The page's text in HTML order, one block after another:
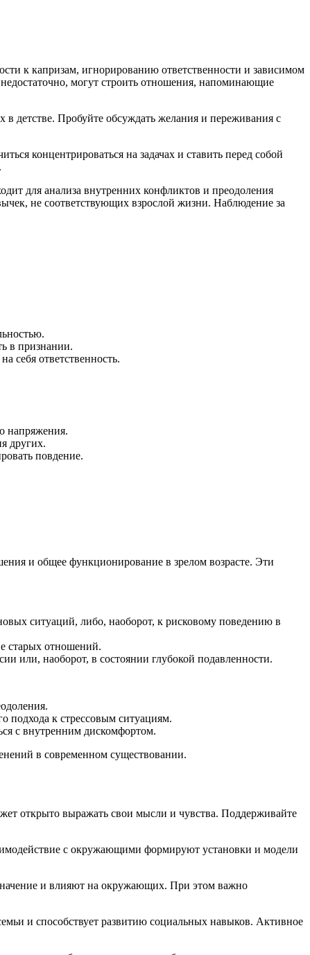
к капризам, игнорированию ответственности и зависимом
могут строить отношения, напоминающие
детстве. Пробуйте обсуждать желания и переживания с
концентрироваться на задачах и ставить перед собой
для анализа внутренних конфликтов и преодоления
не соответствующих взрослой жизни. Наблюдение за
в признании.
себя ответственность.
напряжения.
других.
повдение.
и общее функционирование в зрелом возрасте. Эти
ситуаций, либо, наоборот, к рисковому поведению в
старых отношений.
или, наоборот, в состоянии глубокой подавленности.
подхода к стрессовым ситуациям.
с внутренним дискомфортом.
в современном существовании.
открыто выражать свои мысли и чувства. Поддерживайте
с окружающими формируют установки и модели
и влияют на окружающих. При этом важно
и способствует развитию социальных навыков. Активное